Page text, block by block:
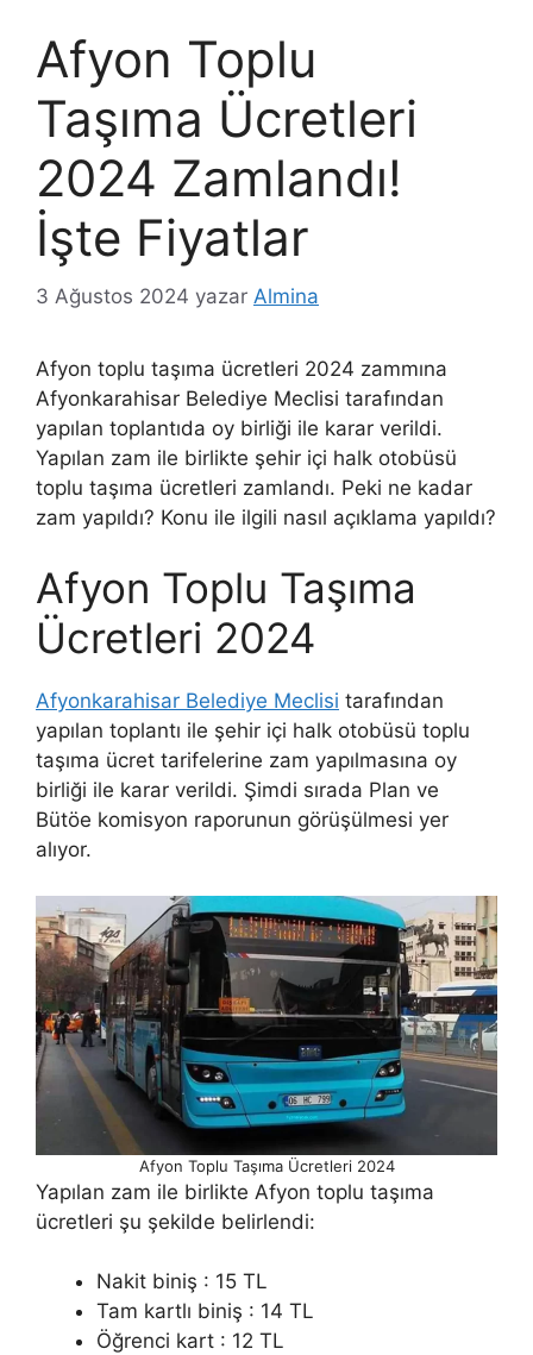
Afyon Toplu
Taşıma Ücretleri
2024 Zamlandı!
İşte Fiyatlar
3 Ağustos 2024 yazar Almina
Afyon toplu taşıma ücretleri 2024 zammına
Afyonkarahisar Belediye Meclisi tarafından
yapılan toplantıda oy birliği ile karar verildi.
Yapılan zam ile birlikte şehir içi halk otobüsü
toplu taşıma ücretleri zamlandı. Peki ne kadar
zam yapıldı? Konu ile ilgili nasıl açıklama yapıldı?
Afyon Toplu Taşıma
Ücretleri 2024
Afyonkarahisar Belediye Meclisi tarafından
yapılan toplantı ile şehir içi halk otobüsü toplu
taşıma ücret tarifelerine zam yapılmasına oy
birliği ile karar verildi. Şimdi sırada Plan ve
Bütöe komisyon raporunun görüşülmesi yer
alıyor.
Afyon Toplu Taşıma Ücretleri 2024
Yapılan zam ile birlikte Afyon toplu taşıma
ücretleri şu şekilde belirlendi:
Nakit biniş : 15 TL
Tam kartlı biniş : 14 TL
Öğrenci kart : 12 TL